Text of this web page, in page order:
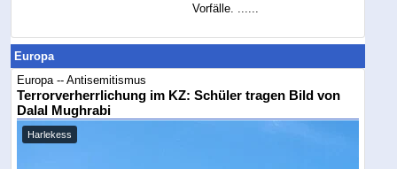
Vorfälle. ......
Europa
Europa -- Antisemitismus
Terrorverherrlichung im KZ: Schüler tragen Bild von
Dalal Mughrabi
Harlekess